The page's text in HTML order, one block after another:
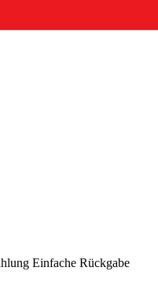
Einfache Rückgabe